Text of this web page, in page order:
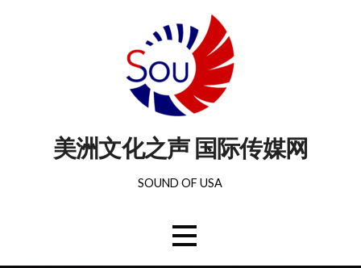
美洲文化之声 国际传媒网
SOUND OF USA